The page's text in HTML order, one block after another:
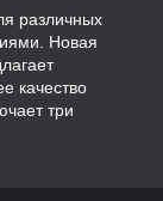
различных
Новая
качество
три